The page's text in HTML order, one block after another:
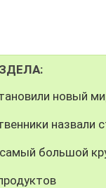
новый
назвали
большой